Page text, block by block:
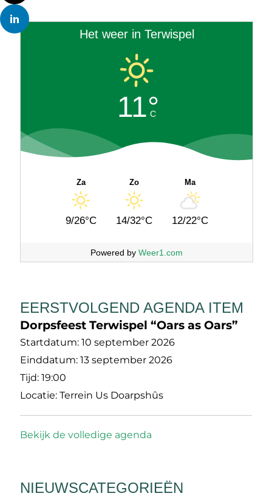
Het weer in Terwispel
11°
C
Za
9/26°C
Zo
14/32°C
Ma
12/22°C
Powered by Weer1.com
EERSTVOLGEND AGENDA ITEM
Dorpsfeest Terwispel “Oars as Oars”
Startdatum: 10 september 2026
Einddatum: 13 september 2026
Tijd: 19:00
Locatie: Terrein Us Doarpshûs
Bekijk de volledige agenda
NIEUWSCATEGORIEËN